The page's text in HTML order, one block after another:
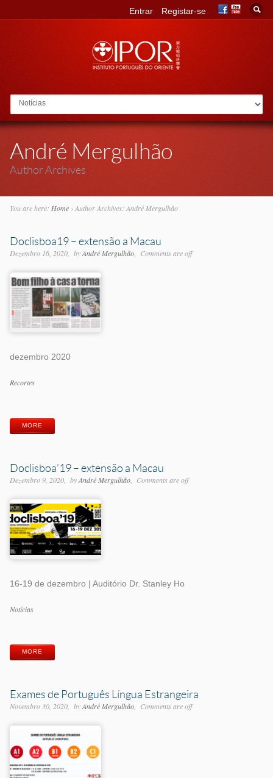
Go to:
Entrar Registar-se
André Mergulhão
Author Archives
You are here: Home› Author Archives: André Mergulhão
Doclisboa19 – extensão a Macau
Dezembro 16, 2020 byAndré Mergulhão Comments are off
dezembro 2020
Categorias
Recortes
MORE
Doclisboa’19 – extensão a Macau
Dezembro 9, 2020 byAndré Mergulhão Comments are off
16-19 de dezembro | Auditório Dr. Stanley Ho
Categorias
Notícias
MORE
Exames de Português Língua Estrangeira
Novembro 30, 2020 byAndré Mergulhão Comments are off